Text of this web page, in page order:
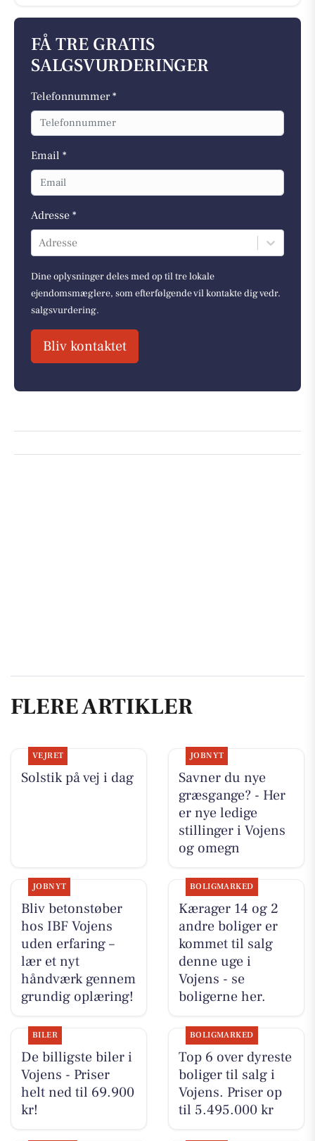
FÅ TRE GRATIS
SALGSVURDERINGER
Telefonnummer *
Email *
Adresse *
Adresse
Dine oplysninger deles med op til tre lokale
ejendomsmæglere, som efterfølgende vil kontakte dig vedr.
salgsvurdering.
Bliv kontaktet
FLERE ARTIKLER
VEJRET
Solstik på vej i dag
JOBNYT
Savner du nye
græsgange? - Her
er nye ledige
stillinger i Vojens
og omegn
JOBNYT
Bliv betonstøber
hos IBF Vojens
uden erfaring –
lær et nyt
håndværk gennem
grundig oplæring!
BOLIGMARKED
Kærager 14 og 2
andre boliger er
kommet til salg
denne uge i
Vojens - se
boligerne her.
BILER
De billigste biler i
Vojens - Priser
helt ned til 69.900
kr!
BOLIGMARKED
Top 6 over dyreste
boliger til salg i
Vojens. Priser op
til 5.495.000 kr